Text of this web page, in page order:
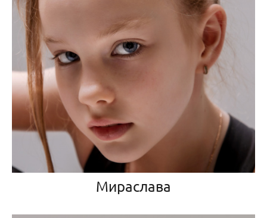
Мираслава